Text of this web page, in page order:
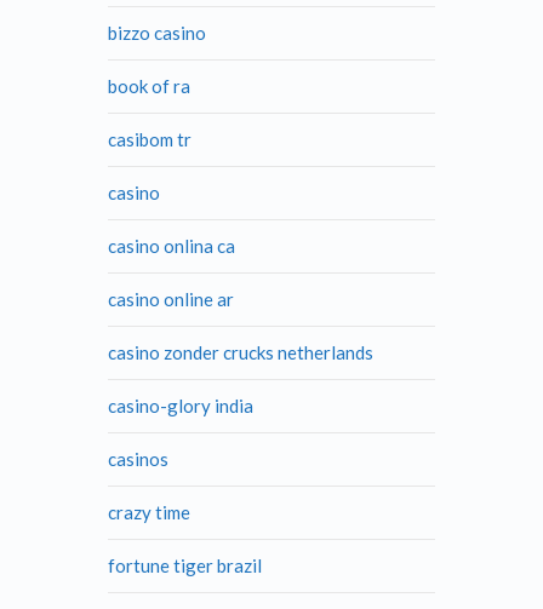
bizzo casino
book of ra
casibom tr
casino
casino onlina ca
casino online ar
casino zonder crucks netherlands
casino-glory india
casinos
crazy time
fortune tiger brazil